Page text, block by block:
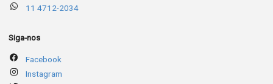
11 4712-2034
Siga-nos
Facebook
Instagram